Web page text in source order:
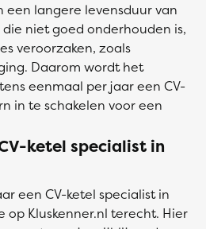
een langere levensduur van
die niet goed onderhouden is,
veroorzaken, zoals
Daarom wordt het
eenmaal per jaar een CV-
in te schakelen voor een
ketel specialist in
een CV-ketel specialist in
op Kluskenner.nl terecht. Hier